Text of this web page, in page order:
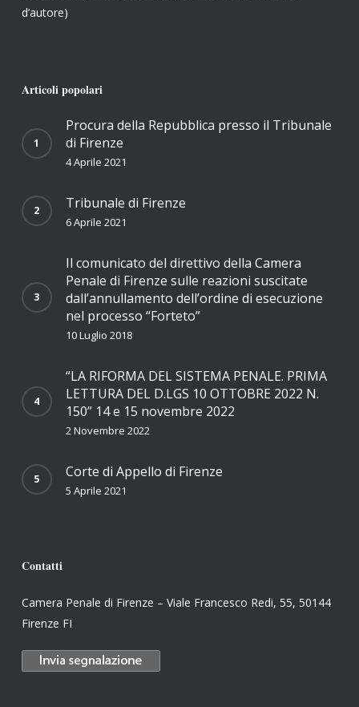
d’autore)
Articoli popolari
Procura della Repubblica presso il Tribunale
di Firenze
4 Aprile 2021
Tribunale di Firenze
6 Aprile 2021
Il comunicato del direttivo della Camera
Penale di Firenze sulle reazioni suscitate
dall’annullamento dell’ordine di esecuzione
nel processo “Forteto”
10 Luglio 2018
“LA RIFORMA DEL SISTEMA PENALE. PRIMA
LETTURA DEL D.LGS 10 OTTOBRE 2022 N.
150” 14 e 15 novembre 2022
2 Novembre 2022
Corte di Appello di Firenze
5 Aprile 2021
Contatti
Camera Penale di Firenze – Viale Francesco Redi, 55, 50144
Firenze FI